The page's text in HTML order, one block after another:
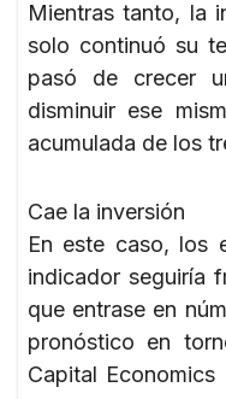
Mientras tanto, la
solo continuó su
pasó de crecer
disminuir ese
acumulada de los
Cae la inversión
En este caso, los
indicador seguiría
que entrase en
pronóstico en
Capital